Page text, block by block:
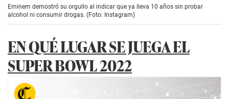
Eminem demostró su orgullo al indicar que ya lleva 10 años sin probar
alcohol ni consumir drogas. (Foto: Instagram)
EN QUÉ LUGAR SE JUEGA EL
SUPER BOWL 2022